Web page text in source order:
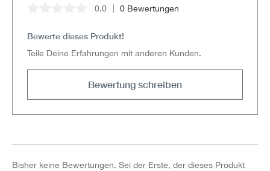
Durchschnittliche Bewertung von 0 von 5 Sternen
0.0 0 Bewertungen
Bewerte dieses Produkt!
Teile Deine Erfahrungen mit anderen Kunden.
Bewertung schreiben
Bisher keine Bewertungen. Sei der Erste, der dieses Produkt